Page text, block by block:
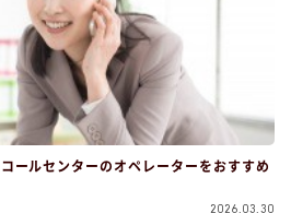
ールセンターのオペレーターをおすすめ
2026.03.30